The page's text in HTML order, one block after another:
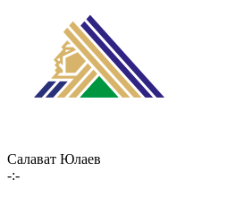
Салават Юлаев
-:-